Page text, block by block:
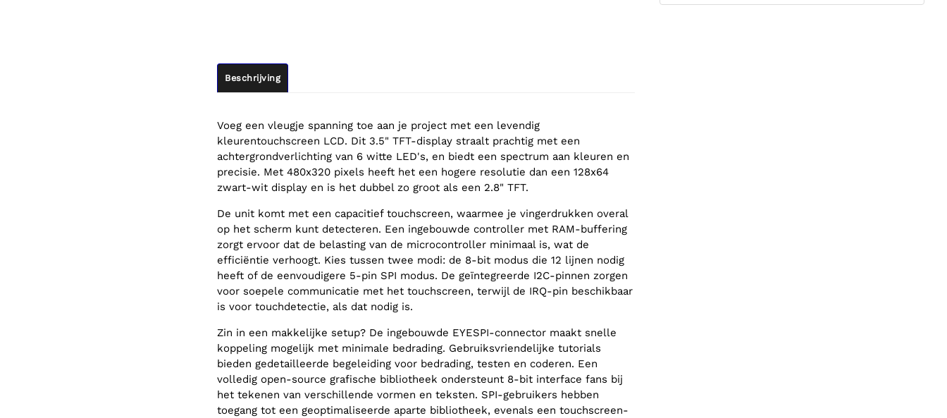
Beschrijving
Voeg een vleugje spanning toe aan je project met een levendig
kleurentouchscreen LCD. Dit 3.5" TFT-display straalt prachtig met een
achtergrondverlichting van 6 witte LED's, en biedt een spectrum aan kleuren en
precisie. Met 480x320 pixels heeft het een hogere resolutie dan een 128x64
zwart-wit display en is het dubbel zo groot als een 2.8" TFT.
De unit komt met een capacitief touchscreen, waarmee je vingerdrukken overal
op het scherm kunt detecteren. Een ingebouwde controller met RAM-buffering
zorgt ervoor dat de belasting van de microcontroller minimaal is, wat de
efficiëntie verhoogt. Kies tussen twee modi: de 8-bit modus die 12 lijnen nodig
heeft of de eenvoudigere 5-pin SPI modus. De geïntegreerde I2C-pinnen zorgen
voor soepele communicatie met het touchscreen, terwijl de IRQ-pin beschikbaar
is voor touchdetectie, als dat nodig is.
Zin in een makkelijke setup? De ingebouwde EYESPI-connector maakt snelle
koppeling mogelijk met minimale bedrading. Gebruiksvriendelijke tutorials
bieden gedetailleerde begeleiding voor bedrading, testen en coderen. Een
volledig open-source grafische bibliotheek ondersteunt 8-bit interface fans bij
het tekenen van verschillende vormen en teksten. SPI-gebruikers hebben
toegang tot een geoptimaliseerde aparte bibliotheek, evenals een touchscreen-